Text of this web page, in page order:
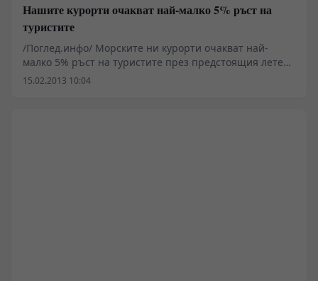
Нашите курорти очакват най-малко 5% ръст на
туристите
/Поглед.инфо/ Морските ни курорти очакват най-
малко 5% ръст на туристите през предстоящия летен
сезон. Това прогнозира вчера министърът на
15.02.2013 10:04